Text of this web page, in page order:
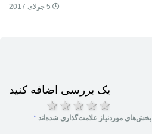
یک بررسی اضافه کنید
5 ستاره 4 ستاره 3 ستاره 2 ستاره
بخش‌های موردنیاز علامت‌گذاری شده‌اند *